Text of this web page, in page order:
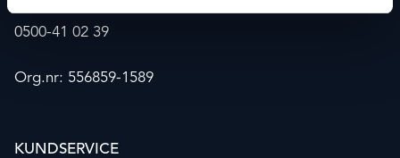
0500-41 02 39
Org.nr: 556859-1589
KUNDSERVICE